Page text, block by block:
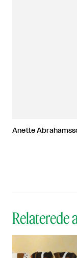
Anette
Relaterede